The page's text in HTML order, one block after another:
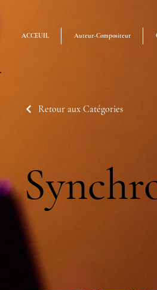
ACCEUIL Auteur-Compositeur
Retour aux Catégories